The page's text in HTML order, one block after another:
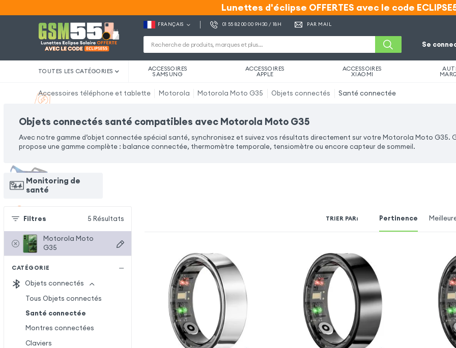
Lunettes d'éclipse OFFERTES avec le code
Lunettes d'éclipse OFFERTES avec le code
FRANÇAIS 01 55 82 00 00 9H30 / 18H PAR MAIL
Se
TOUTES LES CATÉGORIES ACCESSOIRES
SAMSUNG
ACCESSOIRES
APPLE
ACCESSOIRES
XIAOMI
Accessoires téléphone et tablette Motorola Motorola Moto G35 Objets connectés Santé connectée
Objets connectés santé compatibles avec Motorola Moto G35
Avec notre gamme d’objet connectée spécial santé, synchronisez et suivez vos résultats directement sur votre Motorola Moto G35.
propose une gamme complète : balance connectée, thermomètre temporale, tensiomètre ou encore capteur de sommeil.
Monitoring de
santé
Filtres 5 Résultats
Motorola Moto
G35
CATÉGORIE
Objets connectés
Tous Objets connectés
Santé connectée
Montres connectées
Claviers
TRIER PAR: Pertinence